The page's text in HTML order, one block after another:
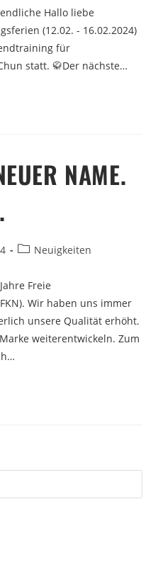
Hallo liebe
(12.02. - 16.02.2024)
für
statt. 🥋Der nächste…
NAME.
Neuigkeiten
Freie
Wir haben uns immer
unsere Qualität erhöht.
weiterentwickeln. Zum